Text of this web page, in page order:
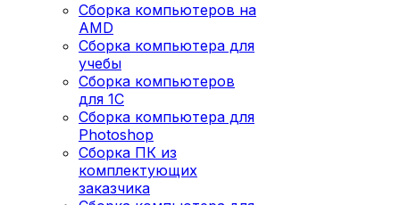
Сборка компьютеров на
AMD
Сборка компьютера для
учебы
Сборка компьютеров
для 1С
Сборка компьютера для
Photoshop
Сборка ПК из
комплектующих
заказчика